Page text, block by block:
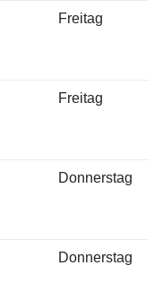
Freitag
Freitag
Donnerstag
Donnerstag